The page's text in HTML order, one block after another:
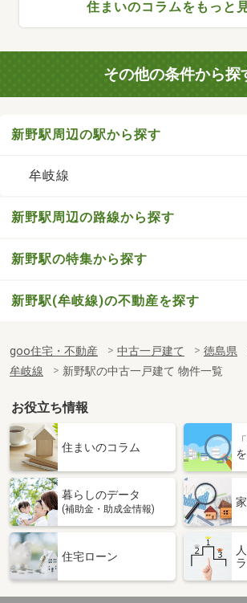
住まいのコラムをもっと
その他の条件から探
新野駅周辺の駅から探す
牟岐線
新野駅周辺の路線から探す
新野駅の特集から探す
新野駅(牟岐線)の不動産を探す
goo住宅・不動産 中古一戸建て 徳島県
牟岐線
新野駅の中古一戸建て 物件一覧
お役立ち情報
住まいのコラム
暮らしのデータ
(補助金・助成金情報)
住宅ローン